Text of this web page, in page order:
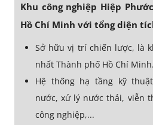
Khu công nghiệp Hiệp
Hồ Chí Minh với tổng diện
Sở hữu vị trí chiến lược, là
nhất Thành phố Hồ Chí Minh.
Hệ thống hạ tầng kỹ
nước, xử lý nước thải, viễn
công nghiệp,...